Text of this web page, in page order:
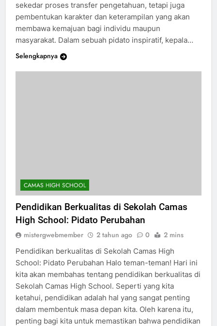
sekedar proses transfer pengetahuan, tetapi juga
pembentukan karakter dan keterampilan yang akan
membawa kemajuan bagi individu maupun
masyarakat. Dalam sebuah pidato inspiratif, kepala…
Selengkapnya
CAMAS HIGH SCHOOL
Pendidikan Berkualitas di Sekolah Camas
High School: Pidato Perubahan
mistergwebmember 2 tahun ago 0 2 mins
Pendidikan berkualitas di Sekolah Camas High
School: Pidato Perubahan Halo teman-teman! Hari ini
kita akan membahas tentang pendidikan berkualitas di
Sekolah Camas High School. Seperti yang kita
ketahui, pendidikan adalah hal yang sangat penting
dalam membentuk masa depan kita. Oleh karena itu,
penting bagi kita untuk memastikan bahwa pendidikan